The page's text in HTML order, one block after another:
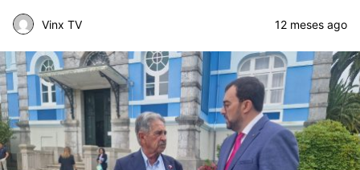
Vinx TV 12 meses ago